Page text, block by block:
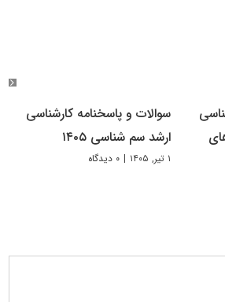
سوالات و پاسخنامه کارشناسی
ارشد سم شناسی ۱۴۰۵
۱ تیر, ۱۴۰۵ | ۰ دیدگاه